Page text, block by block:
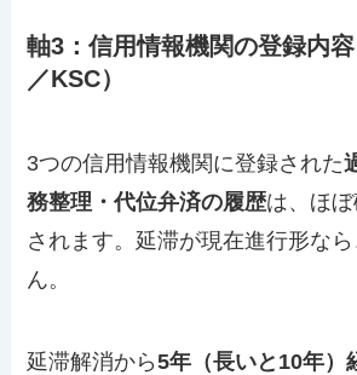
軸3：信用情報機関の登録内
／KSC）
3つの信用情報機関に登録された
務整理・代位弁済の履歴は、ほ
されます。延滞が現在進行形な
ん。
延滞解消から5年（長いと10年）